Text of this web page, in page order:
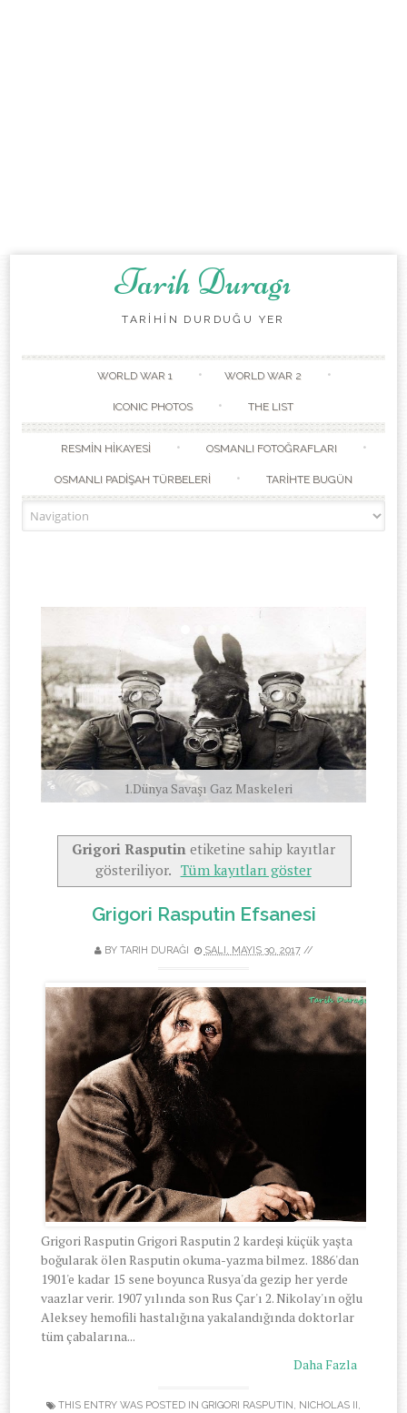
Tarih Duragı
TARİHİN DURDUĞU YER
WORLD WAR 1 WORLD WAR 2
ICONIC PHOTOS THE LIST
RESMİN HİKAYESİ OSMANLI FOTOĞRAFLARI
OSMANLI PADİŞAH TÜRBELERİ TARİHTE BUGÜN
1.Dünya Savaşı Gaz Maskeleri
Grigori Rasputinetiketine sahip kayıtlar
gösteriliyor. Tüm kayıtları göster
Grigori Rasputin Efsanesi
BY TARIH DURAĞI SALI, MAYIS 30, 2017//
Grigori Rasputin Grigori Rasputin 2 kardeşi küçük yaşta
boğularak ölen Rasputin okuma-yazma bilmez. 1886'dan
1901'e kadar 15 sene boyunca Rusya'da gezip her yerde
vaazlar verir. 1907 yılında son Rus Çar'ı 2. Nikolay'ın oğlu
Aleksey hemofili hastalığına yakalandığında doktorlar
tüm çabalarına...
Daha Fazla
THIS ENTRY WAS POSTED IN GRIGORI RASPUTIN, NICHOLAS II,